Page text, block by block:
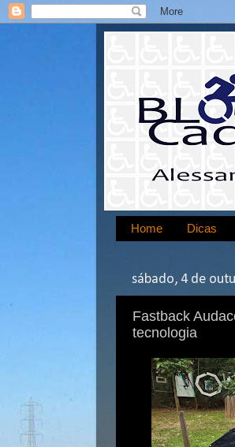
Home Dicas
sábado, 4 de
Fastback
tecnologia